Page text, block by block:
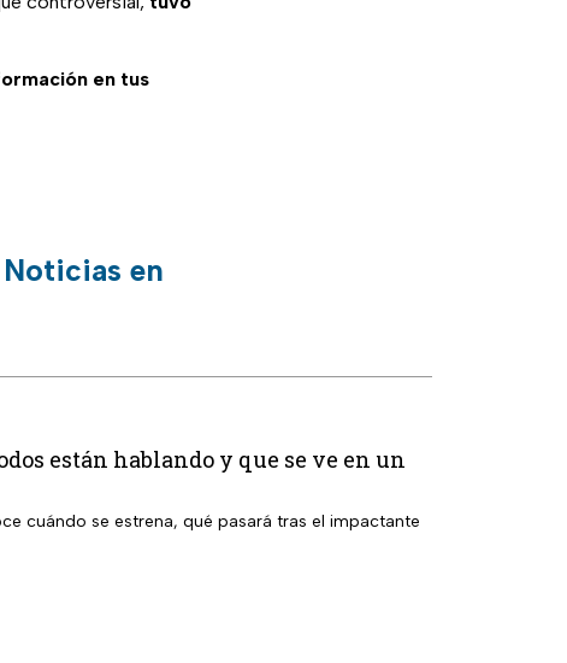
en tus
en
están hablando y que se ve en un
cuándo se estrena, qué pasará tras el impactante